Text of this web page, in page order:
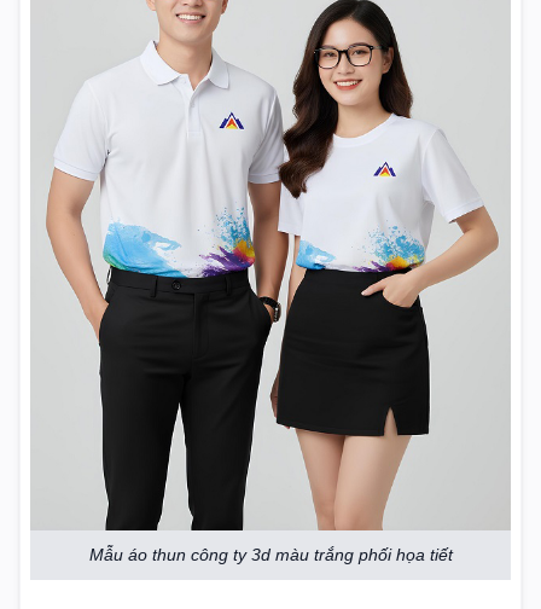
Mẫu áo thun công ty 3d màu trắng phối họa tiết